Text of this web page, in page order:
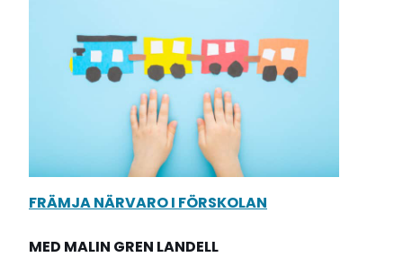
FRÄMJA NÄRVARO I FÖRSKOLAN
MED MALIN GREN LANDELL